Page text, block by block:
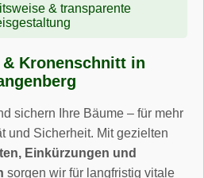
& transparente
& Kronenschnitt in
sichern Ihre Bäume – für mehr
und Sicherheit. Mit gezielten
Einkürzungen und
sorgen wir für langfristig vitale